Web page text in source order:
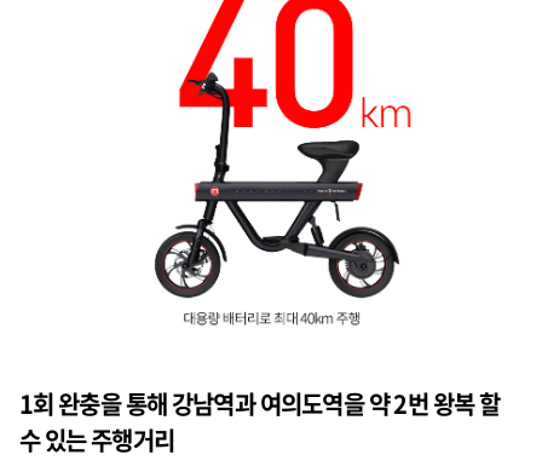
1회 완충을 통해 강남역과 여의도역을 약 2번 왕복 할
수 있는 주행거리